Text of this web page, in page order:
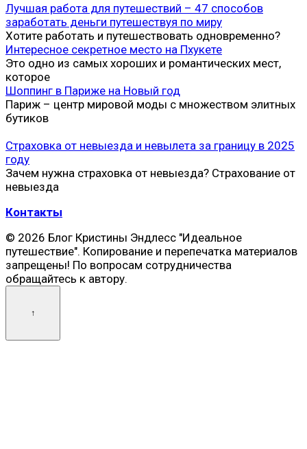
Лучшая работа для путешествий – 47 способов
заработать деньги путешествуя по миру
Хотите работать и путешествовать одновременно?
Интересное секретное место на Пхукете
Это одно из самых хороших и романтических мест,
которое
Шоппинг в Париже на Новый год
Париж – центр мировой моды с множеством элитных
бутиков
Страховка от невыезда и невылета за границу в 2025
году
Зачем нужна страховка от невыезда? Страхование от
невыезда
Контакты
© 2026 Блог Кристины Эндлесс "Идеальное
путешествие". Копирование и перепечатка материалов
запрещены! По вопросам сотрудничества
обращайтесь к автору.